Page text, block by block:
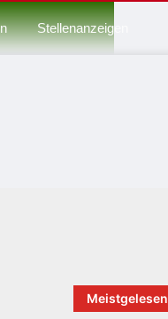
Stellenanzeigen
Meistgelesen